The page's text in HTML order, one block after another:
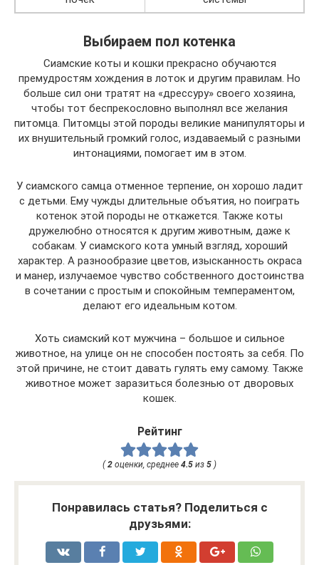
Выбираем пол котенка
Сиамские коты и кошки прекрасно обучаются
премудростям хождения в лоток и другим правилам. Но
больше сил они тратят на «дрессуру» своего хозяина,
чтобы тот беспрекословно выполнял все желания
питомца. Питомцы этой породы великие манипуляторы и
их внушительный громкий голос, издаваемый с разными
интонациями, помогает им в этом.
У сиамского самца отменное терпение, он хорошо ладит
с детьми. Ему чужды длительные объятия, но поиграть
котенок этой породы не откажется. Также коты
дружелюбно относятся к другим животным, даже к
собакам. У сиамского кота умный взгляд, хороший
характер. А разнообразие цветов, изысканность окраса
и манер, излучаемое чувство собственного достоинства
в сочетании с простым и спокойным темпераментом,
делают его идеальным котом.
Хоть сиамский кот мужчина – большое и сильное
животное, на улице он не способен постоять за себя. По
этой причине, не стоит давать гулять ему самому. Также
животное может заразиться болезнью от дворовых
кошек.
Рейтинг
( 2 оценки, среднее 4.5 из 5 )
Понравилась статья? Поделиться с
друзьями: